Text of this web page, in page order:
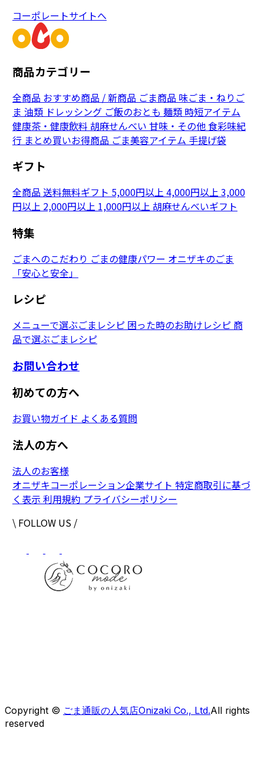
コーポレートサイトへ
商品カテゴリー
全商品 おすすめ商品 / 新商品 ごま商品 味ごま・ねりご
ま 油類 ドレッシング ご飯のおとも 麺類 時短アイテム
健康茶・健康飲料 胡麻せんべい 甘味・その他食彩味紀
行 まとめ買いお得商品 ごま美容アイテム 手提げ袋
ギフト
全商品 送料無料ギフト 5,000円以上 4,000円以上 3,000
円以上 2,000円以上 1,000円以上 胡麻せんべいギフト
特集
ごまへのこだわり ごまの健康パワー オニザキのごま
「安心と安全」
レシピ
メニューで選ぶごまレシピ 困った時のお助けレシピ 商
品で選ぶごまレシピ
お問い合わせ
初めての方へ
お買い物ガイド よくある質問
法人の方へ
法人のお客様
オニザキコーポレーション企業サイト 特定商取引に基づ
く表示 利用規約 プライバシーポリシー
\ FOLLOW US /
Copyright © ごま通販の人気店Onizaki Co., Ltd.All rights
reserved